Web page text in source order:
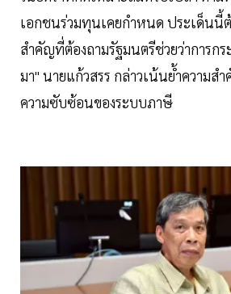
เอกชนร่วมทุนเคยกำหนด ประเด็นนี้
สำคัญที่ต้องถามรัฐมนตรีช่วยว่าการกร
มา" นายแก้วสรร กล่าวเน้นย้ำความส
ความซับซ้อนของระบบภาษี